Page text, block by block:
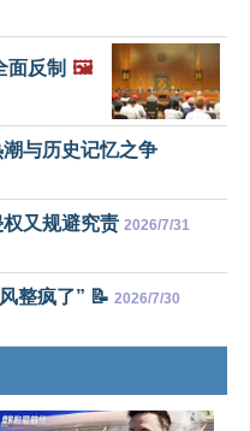
面反制 🖼️
与历史记忆之争
又规避究责 2026/7/31
整疯了” 📝 2026/7/30